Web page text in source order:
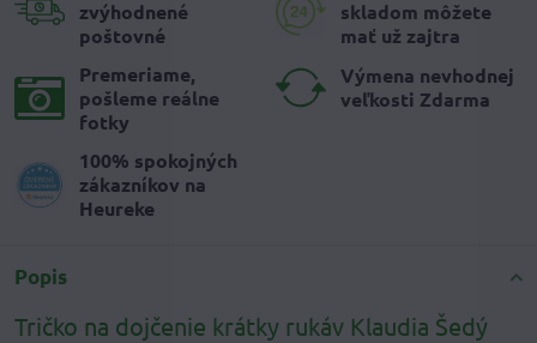
zvýhodnené
poštovné
skladom môžete
mať už zajtra
Premeriame,
pošleme reálne
fotky
Výmena nevhodnej
veľkosti Zdarma
100% spokojných
zákazníkov na
Heureke
Popis
Tričko na dojčenie krátky rukáv Klaudia Šedý